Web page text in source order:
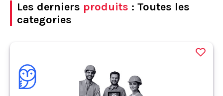
Les derniers produits : Toutes les
categories